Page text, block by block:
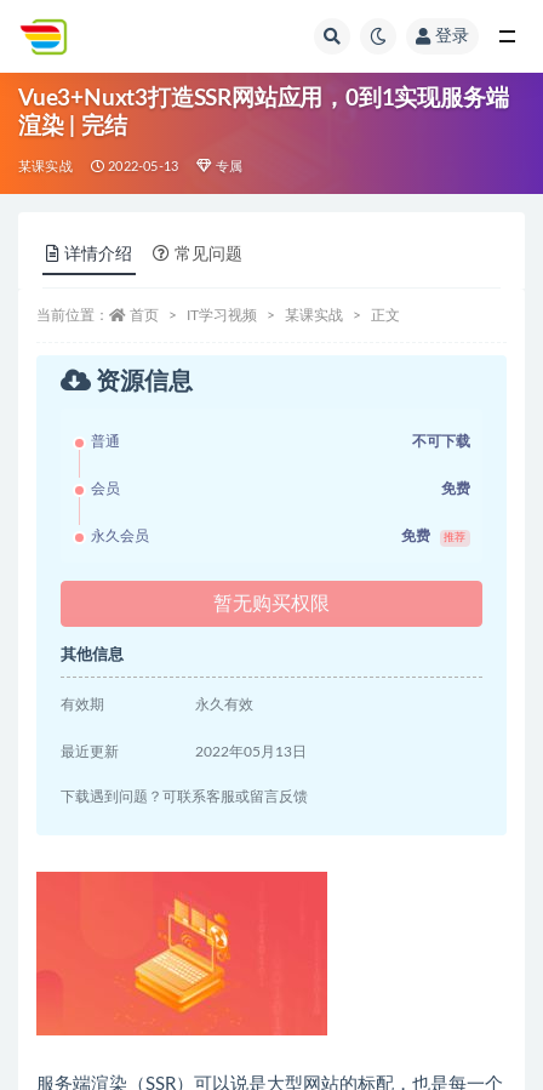
登录
Vue3+Nuxt3打造SSR网站应用，0到1实现服务端
渲染 | 完结
某课实战 2022-05-13 专属
详情介绍 常见问题
当前位置： 首页 IT学习视频 某课实战 正文
资源信息
普通 不可下载
会员 免费
永久会员 免费 推荐
暂无购买权限
其他信息
有效期 永久有效
最近更新 2022年05月13日
下载遇到问题？可联系客服或留言反馈
服务端渲染（SSR）可以说是大型网站的标配，也是每一个